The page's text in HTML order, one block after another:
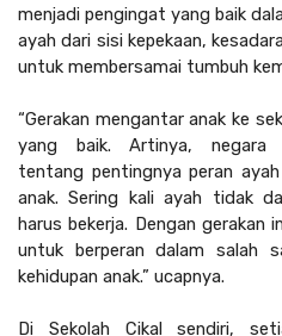
menjadi pengingat yang baik
ayah dari sisi kepekaan,
untuk membersamai tumbuh
“Gerakan mengantar anak ke
yang baik. Artinya, negara
tentang pentingnya peran
anak. Sering kali ayah tidak
harus bekerja. Dengan gerakan
untuk berperan dalam salah
kehidupan anak.” ucapnya.
Di Sekolah Cikal sendiri,